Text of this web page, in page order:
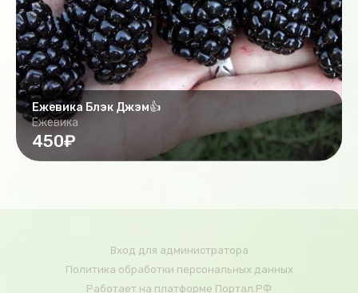
Ежевика Блэк Джэм👍
Ежевика
450₽
Вход для администратора
Политика обработки персональных данных
Работает на платформе Портал.РФ